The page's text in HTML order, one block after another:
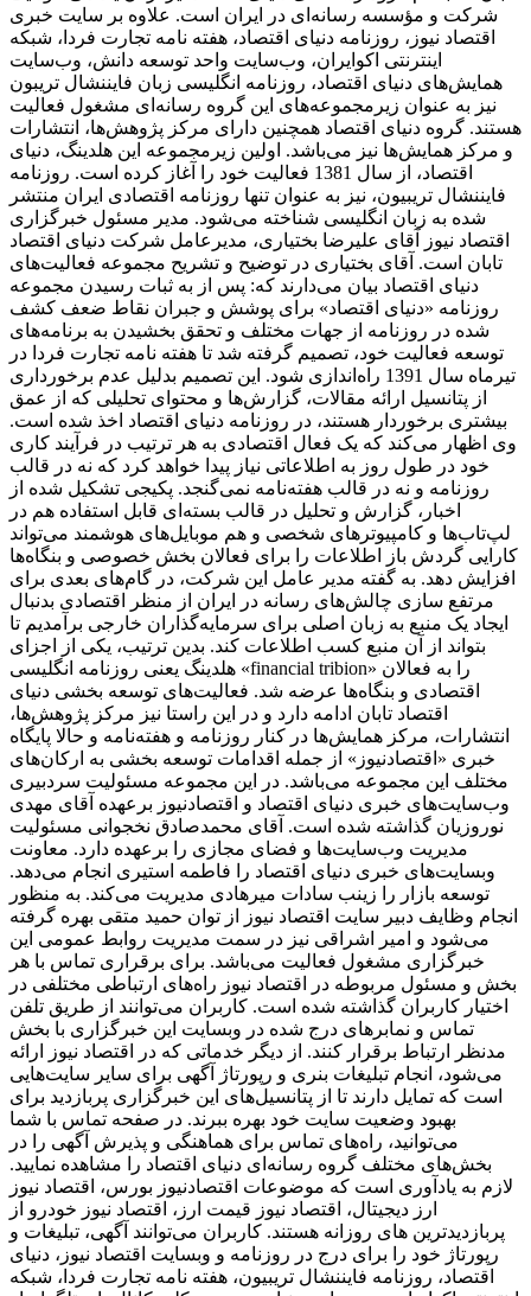
شرکت و مؤسسه رسانه‌ای در ایران است. علاوه بر سایت خبری
اقتصاد نیوز، روزنامه دنیای اقتصاد، هفته ‌نامه تجارت فردا، شبکه
اینترنتی اکوایران، وب‌سایت واحد توسعه دانش، وب‌سایت
همایش‌های دنیای اقتصاد، روزنامه انگلیسی ‌زبان فایننشال تریبون
نیز به عنوان زیرمجموعه‌های این گروه رسانه‌ای مشغول فعالیت
هستند. گروه دنیای اقتصاد همچنین دارای مرکز پژوهش‌ها، انتشارات
و مرکز همایش‌ها نیز می‌باشد. اولین زیرمجموعه این هلدینگ، دنیای
اقتصاد، از سال 1381 فعالیت خود را آغاز کرده است. روزنامه
فایننشال تریبیون، نیز به عنوان تنها روزنامه اقتصادی ایران منتشر
شده به زبان انگلیسی شناخته می‌شود. مدیر مسئول خبرگزاری
اقتصاد نیوز آقای علیرضا بختیاری، مدیرعامل شرکت دنیای اقتصاد
تابان است. آقای بختیاری در توضیح و تشریح مجموعه فعالیت‌های
دنیای اقتصاد بیان می‌دارند که: پس از به ثبات رسیدن مجموعه
روزنامه «دنیای اقتصاد» برای پوشش و جبران نقاط ضعف کشف
شده در روزنامه از جهات مختلف و تحقق بخشیدن به برنامه‌های
توسعه فعالیت خود، تصمیم گرفته شد تا هفته نامه تجارت فردا در
تیرماه سال 1391 راه‌اندازی شود. این تصمیم بدلیل عدم برخورداری
از پتانسیل ارائه مقالات، گزارش‌ها و محتوای تحلیلی که از عمق
بیشتری برخوردار هستند، در روزنامه دنیای اقتصاد اخذ شده است.
وی اظهار می‌کند که یک فعال اقتصادی به هر ترتیب در فرآیند کاری
خود در طول روز به اطلاعاتی نیاز پیدا خواهد کرد که نه در قالب
روزنامه و نه در قالب هفته‌نامه نمی‌گنجد. پکیجی تشکیل شده از
اخبار، گزارش و تحلیل در قالب بسته‌ای قابل استفاده هم در
لپ‌تاب‌ها و کامپیوترهای شخصی و هم موبایل‌های هوشمند می‌تواند
کارایی گردش باز اطلاعات را برای فعالان بخش خصوصی و بنگاه‌ها
افزایش دهد. به گفته مدیر عامل این شرکت، در گام‌های بعدی برای
مرتفع سازی چالش‌های رسانه در ایران از منظر اقتصادی بدنبال
ایجاد یک منبع به زبان اصلی برای سرمایه‌گذاران خارجی برآمدیم تا
بتواند از آن منبع کسب اطلاعات کند. بدین ترتیب، یکی از اجزای
هلدینگ یعنی روزنامه انگلیسی «financial tribion» را به فعالان
اقتصادی و بنگاه‌ها عرضه شد. فعالیت‌های توسعه بخشی دنیای
اقتصاد تابان ادامه دارد و در این راستا نیز مرکز پژوهش‌ها،
انتشارات، مرکز همایش‌ها در کنار روزنامه و هفته‌نامه و حالا پایگاه
خبری «اقتصادنیوز» از جمله اقدامات توسعه بخشی به ارکان‌های
مختلف این مجموعه می‌باشد. در این مجموعه مسئولیت سردبیری
وب‌سایت‌های خبری دنیای اقتصاد و اقتصادنیوز برعهده آقای مهدی
نوروزیان گذاشته شده است. آقای محمدصادق نخجوانی مسئولیت
مدیریت وب‌سایت‌ها و فضای مجازی را برعهده دارد. معاونت
وبسایت‌های خبری دنیای اقتصاد را فاطمه استیری انجام می‌دهد.
توسعه بازار را زینب سادات میرهادی مدیریت می‌کند. به منظور
انجام وظایف دبیر سایت اقتصاد نیوز از توان حمید متقی بهره گرفته
می‌شود و امیر اشراقی نیز در سمت مدیریت روابط عمومی این
خبرگزاری مشغول فعالیت می‌باشد. برای برقراری تماس با هر
بخش و مسئول مربوطه در اقتصاد نیوز راه‌های ارتباطی مختلفی در
اختیار کاربران گذاشته شده است. کاربران می‌توانند از طریق تلفن
تماس و نمابرهای درج شده در وبسایت این خبرگزاری با بخش
مدنظر ارتباط برقرار کنند. از دیگر خدماتی که در اقتصاد نیوز ارائه
می‌شود، انجام تبلیغات بنری و رپورتاژ آگهی برای سایر سایت‌هایی
است که تمایل دارند تا از پتانسیل‌های این خبرگزاری پربازدید برای
بهبود وضعیت سایت خود بهره ببرند. در صفحه تماس با شما
می‌توانید، راه‌های تماس برای هماهنگی و پذیرش آگهی را در
بخش‌های مختلف گروه رسانه‌ای دنیای اقتصاد را مشاهده نمایید.
لازم به یادآوری است که موضوعات اقتصادنیوز بورس، اقتصاد نیوز
ارز دیجیتال، اقتصاد نیوز قیمت ارز، اقتصاد نیوز خودرو از
پربازدیدترین های روزانه هستند. کاربران می‌توانند آگهی، تبلیغات و
رپورتاژ خود را برای درج در روزنامه و وبسایت اقتصاد نیوز، دنیای
اقتصاد، روزنامه فایننشال تریبیون، هفته نامه تجارت فردا، شبکه